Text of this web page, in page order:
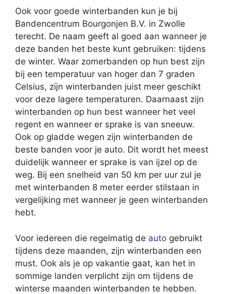
Ook voor goede winterbanden kun je bij
Bandencentrum Bourgonjen B.V. in Zwolle
terecht. De naam geeft al goed aan wanneer je
deze banden het beste kunt gebruiken: tijdens
de winter. Waar zomerbanden op hun best zijn
bij een temperatuur van hoger dan 7 graden
Celsius, zijn winterbanden juist meer geschikt
voor deze lagere temperaturen. Daarnaast zijn
winterbanden op hun best wanneer het veel
regent en wanneer er sprake is van sneeuw.
Ook op gladde wegen zijn winterbanden de
beste banden voor je auto. Dit wordt het meest
duidelijk wanneer er sprake is van ijzel op de
weg. Bij een snelheid van 50 km per uur zul je
met winterbanden 8 meter eerder stilstaan in
vergelijking met wanneer je geen winterbanden
hebt.
Voor iedereen die regelmatig de auto gebruikt
tijdens deze maanden, zijn winterbanden een
must. Ook als je op vakantie gaat, kan het in
sommige landen verplicht zijn om tijdens de
winterse maanden winterbanden te hebben.